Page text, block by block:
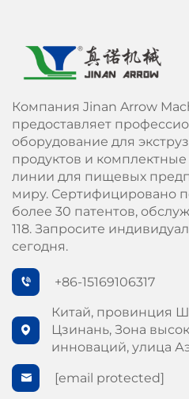
Компания Jinan Arrow
предоставляет
оборудование для
продуктов и
линии для пищевых
миру. Сертифицировано
более 30 патентов,
118. Запросите
сегодня.
+86-15169106317
Китай, провинция
Цзинань, Зона
инноваций, улица
[email protected]